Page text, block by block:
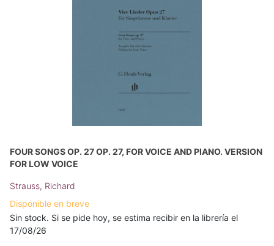
FOUR SONGS OP. 27 OP. 27, FOR VOICE AND PIANO. VERSION
FOR LOW VOICE
Strauss, Richard
Disponible en breve
Sin stock. Si se pide hoy, se estima recibir en la librería el
17/08/26